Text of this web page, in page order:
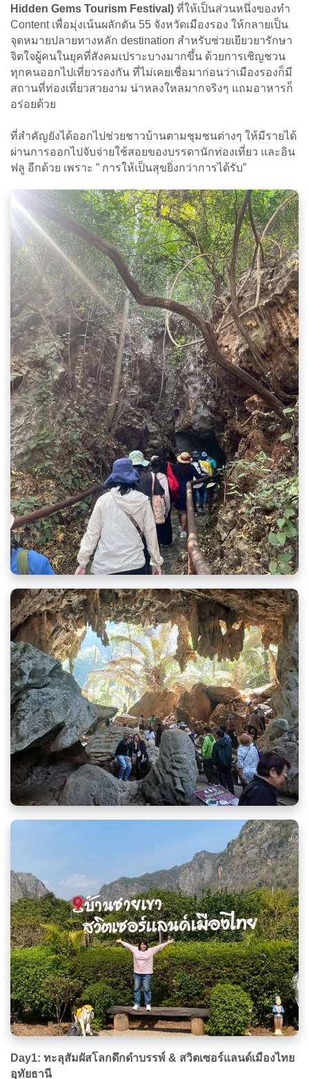
Hidden Gems Tourism Festival) ที่ให้เป็นส่วนหนึ่งของทำ
Content เพื่อมุ่งเน้นผลักดัน 55 จังหวัดเมืองรอง ให้กลายเป็น
จุดหมายปลายทางหลัก destination สำหรับช่วยเยียวยารักษา
จิตใจผู้คนในยุคที่สังคมเปราะบางมากขึ้น ด้วยการเชิญชวน
ทุกคนออกไปเที่ยวรองกัน ที่ไม่เคยเชื่อมาก่อนว่าเมืองรองก็มี
สถานที่ท่องเที่ยวสวยงาม น่าหลงใหลมากจริงๆ แถมอาหารก็
อร่อยด้วย
ที่สำคัญยังได้ออกไปช่วยชาวบ้านตามชุมชนต่างๆ ให้มีรายได้
ผ่านการออกไปจับจ่ายใช้สอยของบรรดานักท่องเที่ยว และอิน
ฟลู อีกด้วย เพราะ ” การให้เป็นสุขยิ่งกว่าการได้รับ”
Day1: ทะลุสัมผัสโลกดึกดำบรรพ์ & สวิตเซอร์แลนด์เมืองไทย
อุทัยธานี